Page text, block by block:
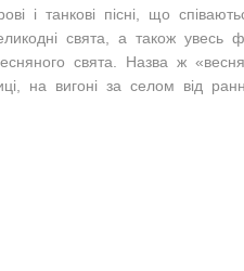
і танкові пісні, що
свята, а також увесь
свята. Назва ж
на вигоні за селом від